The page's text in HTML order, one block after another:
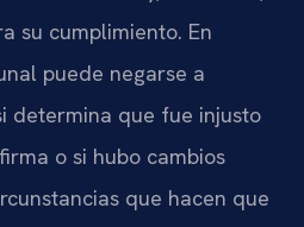
su cumplimiento. En
puede negarse a
determina que fue injusto
o si hubo cambios
que hacen que